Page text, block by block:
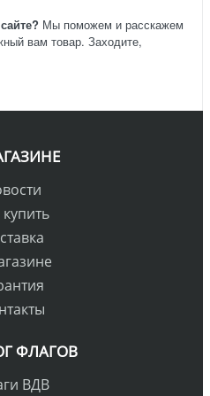
Мы поможем и расскажем
вам товар. Заходите,
ФЛАГОВ
ВДВ